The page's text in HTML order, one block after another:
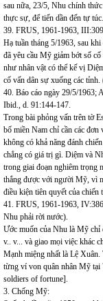
sau nữa, 23/5, Nhu chính
thực sự, để tiến dần đến tự
39. FRUS, 1961-1963,
Hạ tuần tháng 5/1963, sau
đã yêu cầu Mỹ giảm bớt số
như nhân vật có thể kế vị
cố vấn dân sự xuống các tỉnh.
40. Báo cáo ngày 29/5/
Ibid., d. 91:144-147.
Trong bài phỏng vấn trên tờ
bố miền Nam chỉ cần các
không có khả năng đánh
chẳng có giá trị gì. Diệm và
trong giai đoạn nghiêm trọng
thắng được với người Mỹ, vì
điều kiện tiên quyết của chiến
41. FRUS, 1961-1963,
Nhu phải rời nước).
Ước muốn của Nhu là Mỹ chỉ
v.. v... và giao mọi việc khác
Mạnh miệng nhất là Lệ
từng ví von quân nhân Mỹ
soldiers of fortune].
3. Chống Mỹ: